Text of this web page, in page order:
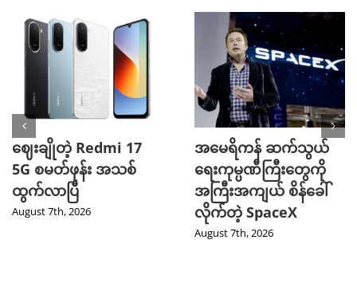
ဈေးချိုတဲ့ Redmi 17
5G စမတ်ဖုန်း အသစ်
ထွက်လာပြီ
August 7th, 2026
အမေရိကန် ဆက်သွယ်
ရေးကုမ္ပဏီကြီးတွေကို
အကြီးအကျယ် စိန်ခေါ်
လိုက်တဲ့ SpaceX
August 7th, 2026